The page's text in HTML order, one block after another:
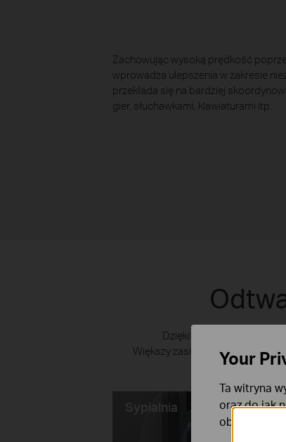
Zachowując wysoką prędkość
wprowadza ulepszenia w zakresie
przekłada się na bardziej
gier, słuchawkami, klawiaturami itp.
Dzięki ulepszeniom
Większy zasięg pozwala na
Sypialnia
Your
Ta witryna
oraz do jak
obsługę